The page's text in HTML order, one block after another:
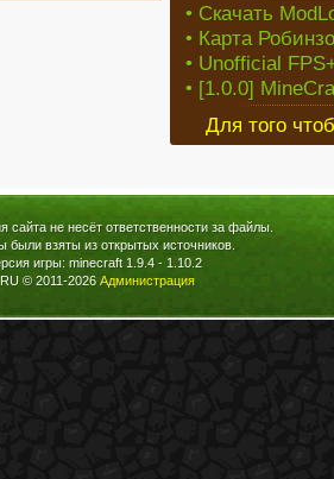
• Скачать
• Карта
• Unofficial
• [1.0.0]
Для того
сайта не несёт ответственности за файлы.
были взяты из открытых источников.
игры: minecraft 1.9.4 - 1.10.2
© 2011-2026 Администрация